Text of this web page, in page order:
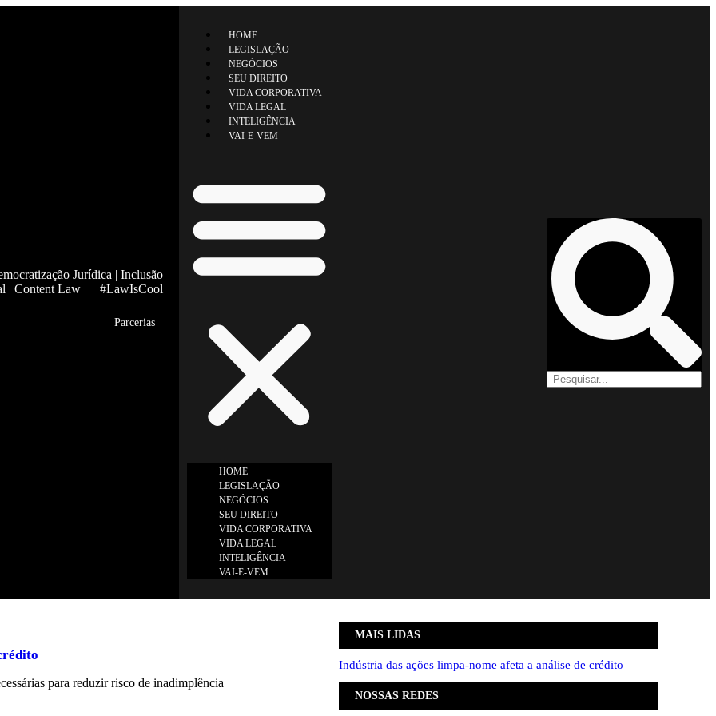
Jurídica | Inclusão
| Content Law #LawIsCool
Parcerias
HOME
LEGISLAÇÃO
NEGÓCIOS
SEU DIREITO
VIDA CORPORATIVA
VIDA LEGAL
INTELIGÊNCIA
VAI-E-VEM
HOME
LEGISLAÇÃO
NEGÓCIOS
SEU DIREITO
VIDA CORPORATIVA
VIDA LEGAL
INTELIGÊNCIA
VAI-E-VEM
para reduzir risco de inadimplência
MAIS LIDAS
Indústria das ações limpa-nome afeta a análise de crédito
NOSSAS REDES